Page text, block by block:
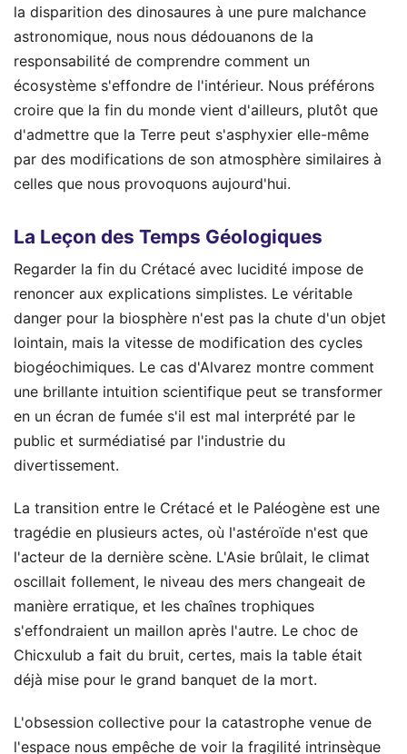
la disparition des dinosaures à une pure malchance
astronomique, nous nous dédouanons de la
responsabilité de comprendre comment un
écosystème s'effondre de l'intérieur. Nous préférons
croire que la fin du monde vient d'ailleurs, plutôt que
d'admettre que la Terre peut s'asphyxier elle-même
par des modifications de son atmosphère similaires à
celles que nous provoquons aujourd'hui.
La Leçon des Temps Géologiques
Regarder la fin du Crétacé avec lucidité impose de
renoncer aux explications simplistes. Le véritable
danger pour la biosphère n'est pas la chute d'un objet
lointain, mais la vitesse de modification des cycles
biogéochimiques. Le cas d'Alvarez montre comment
une brillante intuition scientifique peut se transformer
en un écran de fumée s'il est mal interprété par le
public et surmédiatisé par l'industrie du
divertissement.
La transition entre le Crétacé et le Paléogène est une
tragédie en plusieurs actes, où l'astéroïde n'est que
l'acteur de la dernière scène. L'Asie brûlait, le climat
oscillait follement, le niveau des mers changeait de
manière erratique, et les chaînes trophiques
s'effondraient un maillon après l'autre. Le choc de
Chicxulub a fait du bruit, certes, mais la table était
déjà mise pour le grand banquet de la mort.
L'obsession collective pour la catastrophe venue de
l'espace nous empêche de voir la fragilité intrinsèque